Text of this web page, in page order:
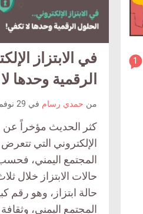
article
1
في الابتزاز
الرقمية وحدها
من حمدي رسام في 29 نوفمبر 2022
كثر الحديث مؤخراً عن
الإلكتروني التي
المجتمع اليمني،
حالة ابتزاز، وهو رقم
المجتمع اليمني،